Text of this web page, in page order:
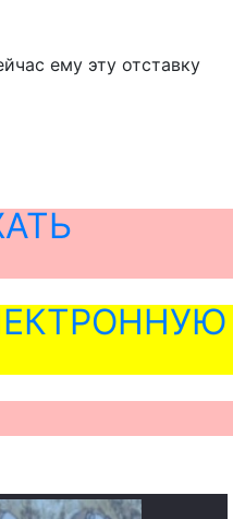
ему эту отставку